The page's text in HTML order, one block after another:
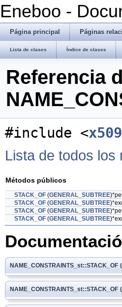
Eneboo -
Página principal Páginas
Lista de clases Índice de clases
Referencia
#include <
Lista de todos los
Métodos públicos
STACK_OF (GENERAL_SUBTREE
STACK_OF (GENERAL_SUBTREE
STACK_OF (GENERAL_SUBTREE
STACK_OF (GENERAL_SUBTREE
NAME_CONSTRAINTS_st::STACK_OF (
NAME_CONSTRAINTS_st::STACK_OF (